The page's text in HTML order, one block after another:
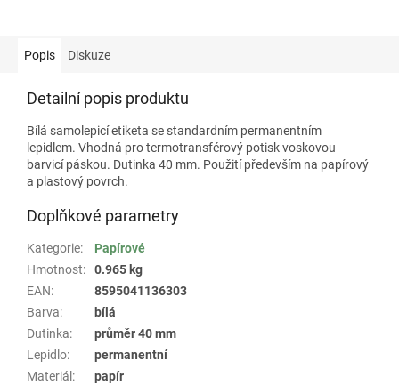
Popis Diskuze
Detailní popis produktu
Bílá samolepicí etiketa se standardním permanentním
lepidlem. Vhodná pro termotransférový potisk voskovou
barvicí páskou. Dutinka 40 mm. Použití především na papírový
a plastový povrch.
Doplňkové parametry
Kategorie:
Papírové
Hmotnost:
0.965 kg
EAN:
8595041136303
Barva:
bílá
Dutinka:
průměr 40 mm
Lepidlo:
permanentní
Materiál :
papír